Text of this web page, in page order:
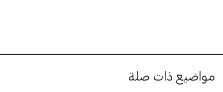
مواضيع ذات صلة